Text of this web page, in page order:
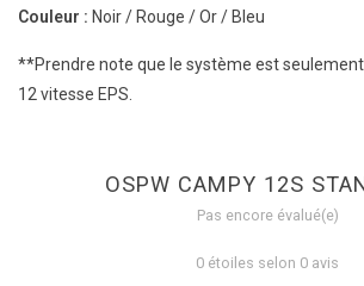
Couleur : Noir / Rouge / Or / Bleu
**Prendre note que le système est
12 vitesse EPS.
OSPW CAMPY 12S
Pas encore évalué(e)
0 étoiles selon 0 avis